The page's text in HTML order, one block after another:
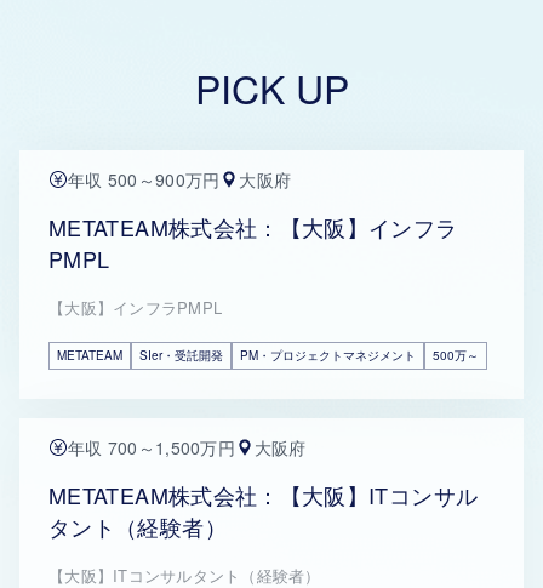
PICK UP
年収 500～900万円 大阪府
METATEAM株式会社：【大阪】インフラ
PMPL
【大阪】インフラPMPL
METATEAM SIer・受託開発 PM・プロジェクトマネジメント 500万～
年収 700～1,500万円 大阪府
METATEAM株式会社：【大阪】ITコンサル
タント（経験者）
【大阪】ITコンサルタント（経験者）